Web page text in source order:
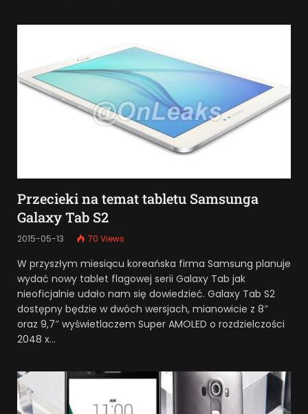
Przecieki na temat tabletu Samsunga
Galaxy Tab S2
2015-05-13 70 Views
W przyszłym miesiącu koreańska firma Samsung planuje
wydać nowy tablet flagowej serii Galaxy Tab jak
nieoficjalnie udało nam się dowiedzieć. Galaxy Tab S2
dostępny będzie w dwóch wersjach, mianowicie z 8″
oraz 9,7″ wyświetlaczem Super AMOLED o rozdzielczości
2048 x…